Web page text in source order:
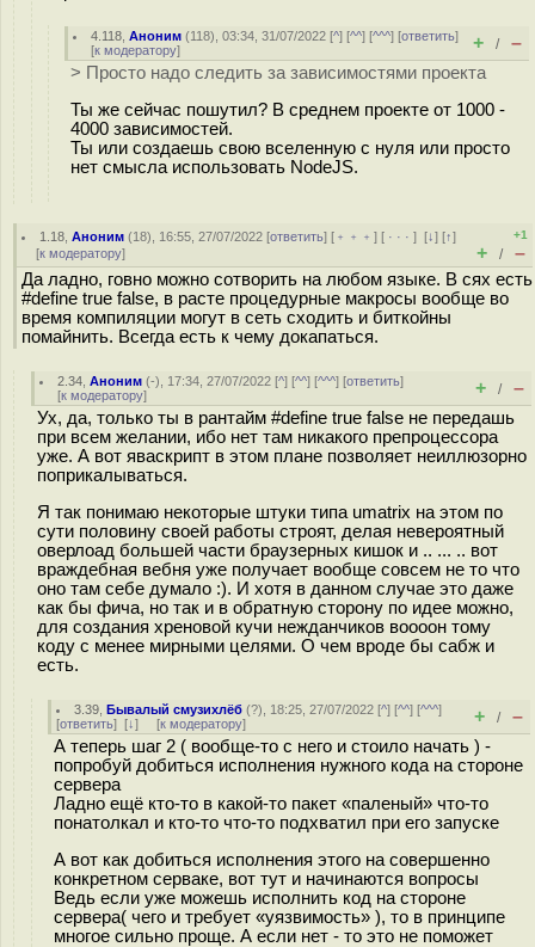
4.118 ,Аноним (118), 03:34, 31/07/2022 [^] [^^] [^^^] [ответить]
[к модератору] + / –
> Просто надо следить за зависимостями проекта
Ты же сейчас пошутил? В среднем проекте от 1000 -
4000 зависимостей.
Ты или создаешь свою вселенную с нуля или просто
нет смысла использовать NodeJS.
1.18 ,Аноним (18), 16:55, 27/07/2022 [ответить] [ ﹢﹢﹢] [ · · ·][↓] [↑]
[к модератору]
+1
+ / –
Да ладно, говно можно сотворить на любом языке. В сях есть
#define true false, в расте процедурные макросы вообще во
время компиляции могут в сеть сходить и биткойны
помайнить. Всегда есть к чему докапаться.
2.34 ,Аноним (-), 17:34, 27/07/2022 [^] [^^] [^^^] [ответить]
[к модератору] + / –
Ух, да, только ты в рантайм #define true false не передашь
при всем желании, ибо нет там никакого препроцессора
уже. А вот яваскрипт в этом плане позволяет неиллюзорно
поприкалываться.
Я так понимаю некоторые штуки типа umatrix на этом по
сути половину своей работы строят, делая невероятный
оверлоад большей части браузерных кишок и .. ... .. вот
враждебная вебня уже получает вообще совсем не то что
оно там себе думало :). И хотя в данном случае это даже
как бы фича, но так и в обратную сторону по идее можно,
для создания хреновой кучи нежданчиков воооон тому
коду с менее мирными целями. О чем вроде бы сабж и
есть.
3.39 ,Бывалый смузихлёб (?), 18:25, 27/07/2022 [^] [^^] [^^^]
[ответить] [↓] [к модератору] + / –
А теперь шаг 2 ( вообще-то с него и стоило начать ) -
попробуй добиться исполнения нужного кода на стороне
сервера
Ладно ещё кто-то в какой-то пакет «паленый» что-то
понатолкал и кто-то что-то подхватил при его запуске
А вот как добиться исполнения этого на совершенно
конкретном серваке, вот тут и начинаются вопросы
Ведь если уже можешь исполнить код на стороне
сервера( чего и требует «уязвимость» ), то в принципе
многое сильно проще. А если нет - то это не поможет